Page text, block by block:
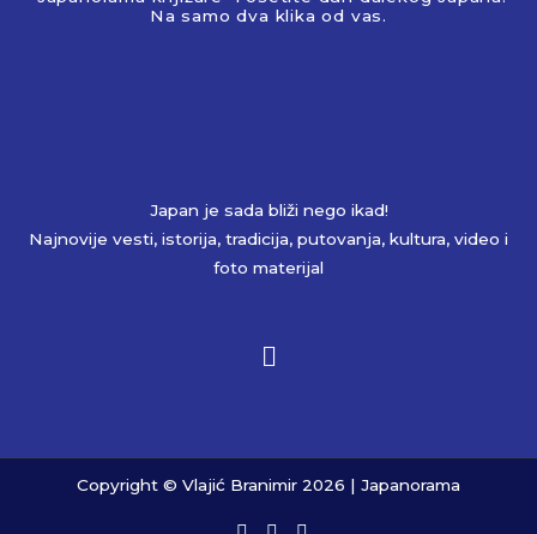
Na samo dva klika od vas.
Japan je sada bliži nego ikad!
Najnovije vesti, istorija, tradicija, putovanja, kultura, video i
foto materijal
Copyright © Vlajić Branimir 2026 | Japanorama